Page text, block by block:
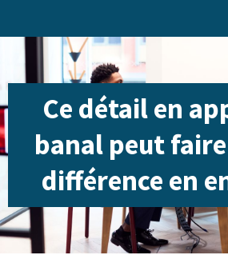
Ce détail en
banal peut
différence en